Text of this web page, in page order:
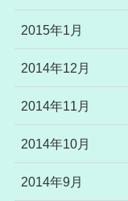
2015年1月
2014年12月
2014年11月
2014年10月
2014年9月